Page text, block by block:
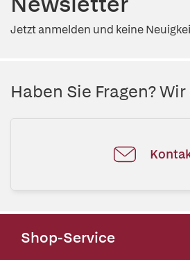
Jetzt anmelden und keine
Haben Sie Fragen?
Shop-Service